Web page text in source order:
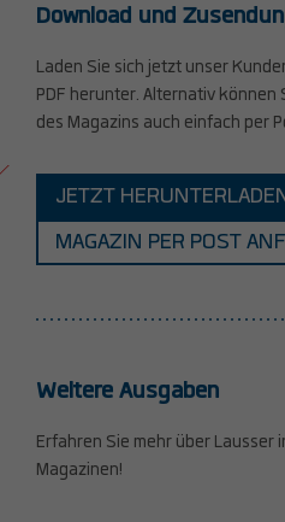
Download und
Laden Sie sich jetzt unser
PDF herunter. Alternativ können
des Magazins auch einfach per
JETZT
MAGAZIN PER POST
Weitere Ausgaben
Erfahren Sie mehr über
Magazinen!